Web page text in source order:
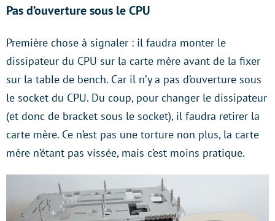
Pas d’ouverture sous le CPU
Première chose à signaler : il faudra monter le
dissipateur du CPU sur la carte mère avant de la fixer
sur la table de bench. Car il n’y a pas d’ouverture sous
le socket du CPU. Du coup, pour changer le dissipateur
(et donc de bracket sous le socket), il faudra retirer la
carte mère. Ce n’est pas une torture non plus, la carte
mère n’étant pas vissée, mais c’est moins pratique.